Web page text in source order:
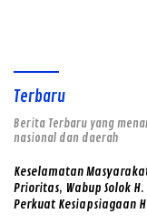
Terbaru
Berita Terbaru yang
nasional dan daerah
Keselamatan
Prioritas, Wabup Solok H.
Perkuat Kesiapsiagaan